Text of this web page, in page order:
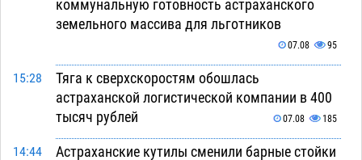
коммунальную готовность астраханского
земельного массива для льготников
07.08 95
15:28
Тяга к сверхскоростям обошлась
астраханской логистической компании в 400
тысяч рублей
07.08 185
14:44
Астраханские кутилы сменили барные стойки